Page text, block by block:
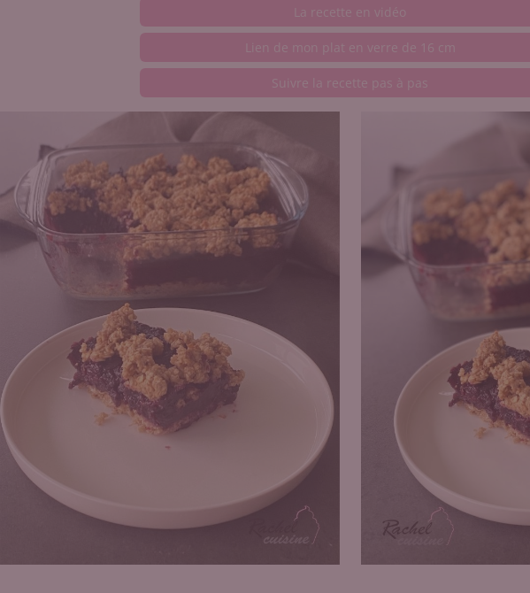
La recette en vidéo
Lien de mon plat en verre de 16 cm
Suivre la recette pas à pas